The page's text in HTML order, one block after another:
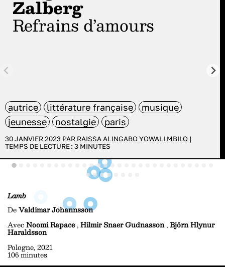
Zalberg
Refrains d’amours
autrice littérature française
musique
jeunesse
nostalgie paris
30 JANVIER 2023 PAR RAISSA ALINGABO YOWALI MBILO |
TEMPS DE LECTURE : 3 MINUTES
Lamb
DeValdimar Johannsson
AvecNoomi Rapace,Hilmir Snaer Gudnasson,Björn Hlynur
Haraldsson
Pologne, 2021
106 minutes